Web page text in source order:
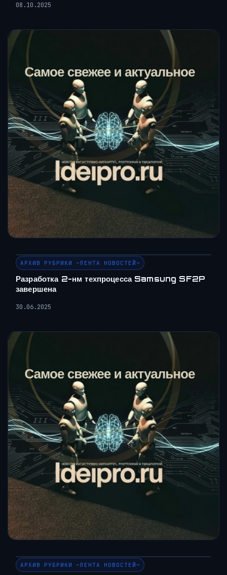
08.10.2025
АРХИВ РУБРИКИ ~ЛЕНТА НОВОСТЕЙ~
Разработка 2-нм техпроцесса Samsung SF2P
завершена
30.06.2025
АРХИВ РУБРИКИ ~ЛЕНТА НОВОСТЕЙ~